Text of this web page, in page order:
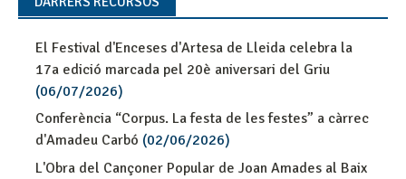
El Festival d'Enceses d'Artesa de Lleida celebra la
17a edició marcada pel 20è aniversari del Griu
(06/07/2026)
Conferència “Corpus. La festa de les festes” a càrrec
d'Amadeu Carbó (02/06/2026)
L'Obra del Cançoner Popular de Joan Amades al Baix